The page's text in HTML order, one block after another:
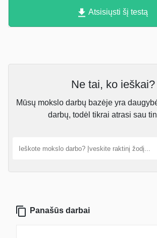
Atsisiųsti šį testą
Ne tai, ko ieškai?
Mūsų mokslo darbų bazėje yra
darbų, todėl tikrai atrasi sau
Panašūs darbai